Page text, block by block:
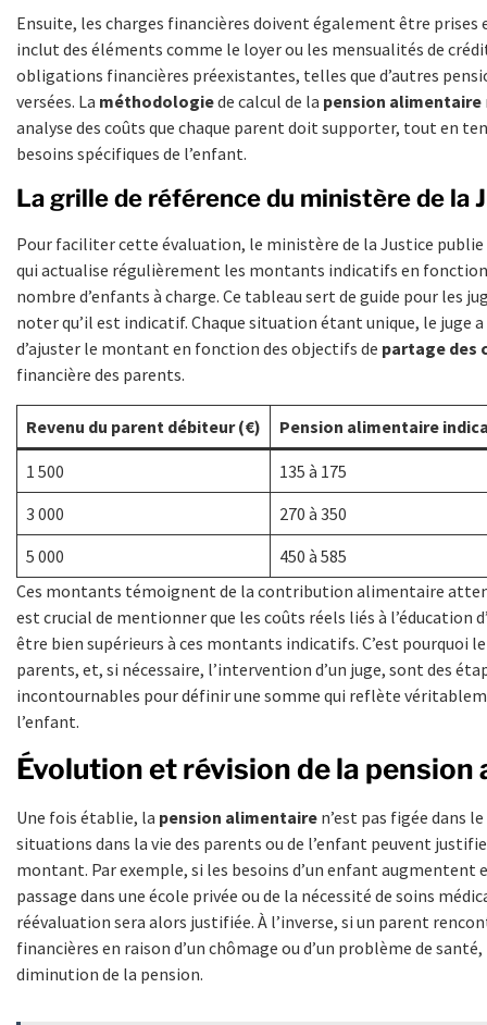
Ensuite, les charges financières doivent également être prises
inclut des éléments comme le loyer ou les mensualités de
obligations financières préexistantes, telles que d’autres
versées. La méthodologiede calcul de la pension alimentaire
analyse des coûts que chaque parent doit supporter, tout en
besoins spécifiques de l’enfant.
La grille de référence du ministère de la
Pour faciliter cette évaluation, le ministère de la Justice
qui actualise régulièrement les montants indicatifs en fonction
nombre d’enfants à charge. Ce tableau sert de guide pour les
noter qu’il est indicatif. Chaque situation étant unique, le juge
d’ajuster le montant en fonction des objectifs de partage des
financière des parents.
Revenu du parent débiteur (€) Pension alimentaire
1 500
135 à 175
3 000
270 à 350
5 000
450 à 585
Ces montants témoignent de la contribution alimentaire
est crucial de mentionner que les coûts réels liés à l’éducation
être bien supérieurs à ces montants indicatifs. C’est pourquoi
parents, et, si nécessaire, l’intervention d’un juge, sont des
incontournables pour définir une somme qui reflète
l’enfant.
Évolution et révision de la
Une fois établie, la pension alimentaire n’est pas figée dans
situations dans la vie des parents ou de l’enfant peuvent
montant. Par exemple, si les besoins d’un enfant augmentent
passage dans une école privée ou de la nécessité de soins
réévaluation sera alors justifiée. À l’inverse, si un parent
financières en raison d’un chômage ou d’un problème de
diminution de la pension.